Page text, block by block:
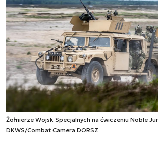
Żołnierze Wojsk Specjalnych na ćwiczeniu Noble
DKWS/Combat Camera DORSZ.